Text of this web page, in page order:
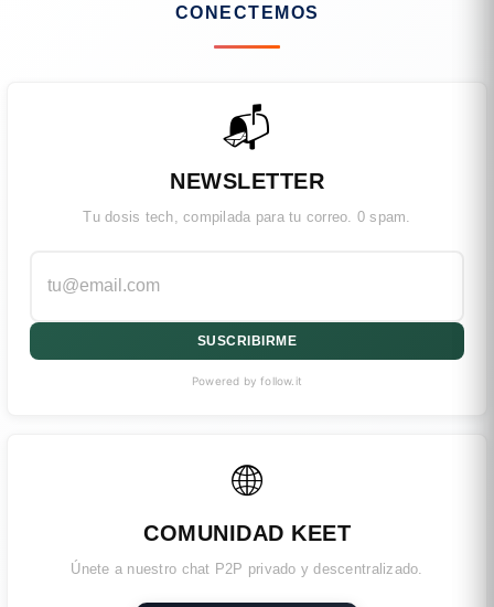
CONECTEMOS
📬
NEWSLETTER
Tu dosis tech, compilada para tu correo. 0 spam.
SUSCRIBIRME
Powered by follow.it
🌐
COMUNIDAD KEET
Únete a nuestro chat P2P privado y descentralizado.